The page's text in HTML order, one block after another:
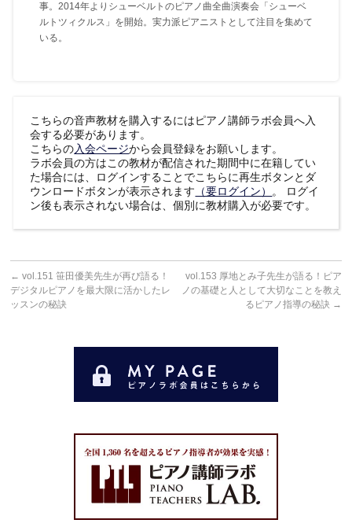
事。2014年よりシューベルトのピアノ曲全曲演奏会「シューベ
ルトツィクルス」を開始。実力派ピアニストとして注目を集めて
いる。
こちらの音声教材を購入するにはピアノ講師ラボ会員へ入
会する必要があります。
こちらの入会ページから会員登録をお願いします。
ラボ会員の方はこの教材が配信された期間中に在籍してい
た場合には、ログインすることでこちらに再生ボタンとダ
ウンロードボタンが表示されます （要ログイン） 。 ログイ
ン後も表示されない場合は、個別に教材購入が必要です。
← vol.151 笹田優美先生が再び語る！
デジタルピアノを最大限に活かしたレ
ッスンの秘訣
vol.153 厚地とみ子先生が語る！ピア
ノの基礎と人として大切なことを教え
るピアノ指導の秘訣 →